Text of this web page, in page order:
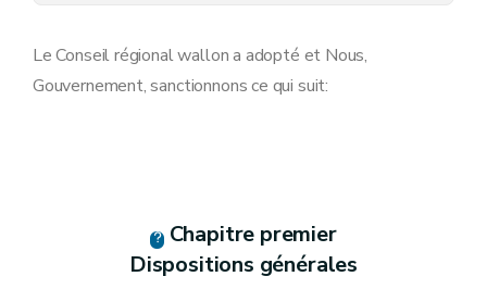
Section première Dispositions communes
Art. 7
Art. 8
Art. 14
Art. 15
Section 2 Dispositions particulières à la valorisation des déchets
Le Conseil régional wallon a adopté et Nous,
Gouvernement, sanctionnons ce qui suit:
Chapitre premier
Dispositions générales